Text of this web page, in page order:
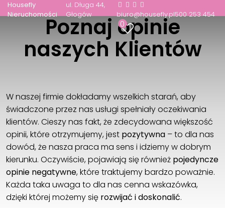
Housefly
Nieruchomości
ul. Długa 44
Głogów
biuro@housefly.pl500 253 454
0
Poznaj opinie
naszych Klientów
W naszej firmie dokładamy wszelkich starań, aby
świadczone przez nas usługi spełniały oczekiwania
klientów. Cieszy nas fakt, że zdecydowana większość
opinii, które otrzymujemy, jest pozytywna – to dla nas
dowód, że nasza praca ma sens i idziemy w dobrym
kierunku. Oczywiście, pojawiają się również pojedyncze
opinie negatywne, które traktujemy bardzo poważnie.
Każda taka uwaga to dla nas cenna wskazówka,
dzięki której możemy się rozwijać i doskonalić.